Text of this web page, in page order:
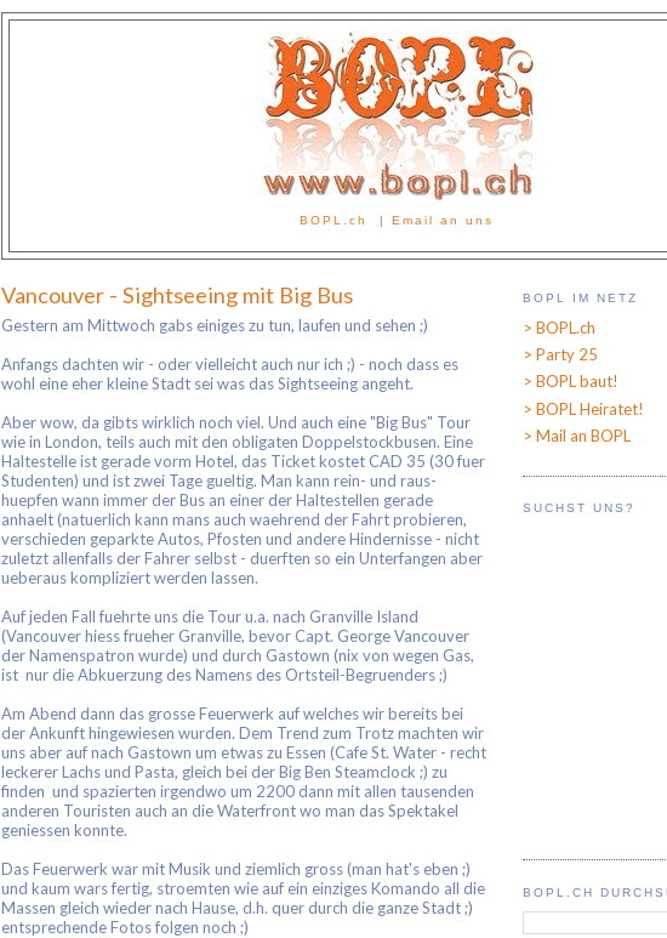
BOPL.ch | Email an uns
Vancouver - Sightseeing mit Big Bus
Gestern am Mittwoch gabs einiges zu tun, laufen und sehen ;)
Anfangs dachten wir - oder vielleicht auch nur ich ;) - noch dass es
wohl eine eher kleine Stadt sei was das Sightseeing angeht.
Aber wow, da gibts wirklich noch viel. Und auch eine "Big Bus" Tour
wie in London, teils auch mit den obligaten Doppelstockbusen. Eine
Haltestelle ist gerade vorm Hotel, das Ticket kostet CAD 35 (30 fuer
Studenten) und ist zwei Tage gueltig. Man kann rein- und raus-
huepfen wann immer der Bus an einer der Haltestellen gerade
anhaelt (natuerlich kann mans auch waehrend der Fahrt probieren,
verschieden geparkte Autos, Pfosten und andere Hindernisse - nicht
zuletzt allenfalls der Fahrer selbst - duerften so ein Unterfangen aber
ueberaus kompliziert werden lassen.
Auf jeden Fall fuehrte uns die Tour u.a. nach Granville Island
(Vancouver hiess frueher Granville, bevor Capt. George Vancouver
der Namenspatron wurde) und durch Gastown (nix von wegen Gas,
ist nur die Abkuerzung des Namens des Ortsteil-Begruenders ;)
Am Abend dann das grosse Feuerwerk auf welches wir bereits bei
der Ankunft hingewiesen wurden. Dem Trend zum Trotz machten wir
uns aber auf nach Gastown um etwas zu Essen (Cafe St. Water - recht
leckerer Lachs und Pasta, gleich bei der Big Ben Steamclock ;) zu
finden und spazierten irgendwo um 2200 dann mit allen tausenden
anderen Touristen auch an die Waterfront wo man das Spektakel
geniessen konnte.
Das Feuerwerk war mit Musik und ziemlich gross (man hat's eben ;)
und kaum wars fertig, stroemten wie auf ein einziges Komando all die
Massen gleich wieder nach Hause, d.h. quer durch die ganze Stadt ;)
entsprechende Fotos folgen noch ;)
BOPL IM NETZ
> BOPL.ch
> Party 25
> BOPL baut!
> BOPL Heiratet!
> Mail an BOPL
SUCHST UNS?
BOPL.CH